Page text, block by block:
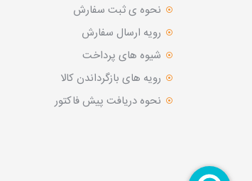
نحوه ی ثبت سفارش
رویه ارسال سفارش
شیوه های پرداخت
رویه های بازگرداندن کالا
نحوه دریافت پیش فاکتور